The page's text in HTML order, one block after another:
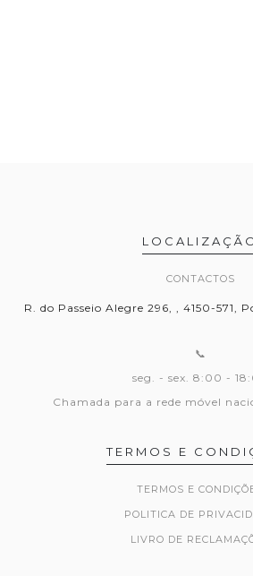
CONTACTOS
R. do Passeio Alegre 296, , 4150-571,
📞
seg. - sex. 8:00 -
Chamada para a rede móvel
TERMOS E
TERMOS E
POLITICA DE
LIVRO DE